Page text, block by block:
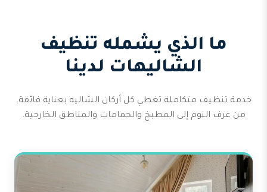
ما الذي يشمله تنظيف
الشاليهات لدينا
خدمة تنظيف متكاملة تغطي كل أركان الشاليه بعناية فائقة.
من غرف النوم إلى المطبخ والحمامات والمناطق الخارجية.